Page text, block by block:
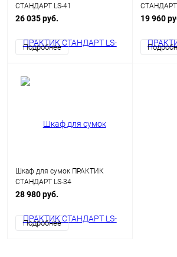
СТАНДАРТ LS-41
26 035 руб.
Подробнее
СТАНДАРТ
19 960
Шкаф для сумок ПРАКТИК
СТАНДАРТ LS-34
28 980 руб.
Подробнее